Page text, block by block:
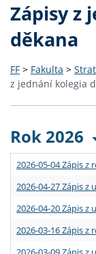
Zápisy z
děkana
FF > Fakulta >
z jednání kolegia
Rok 2026
2026-05-04 Zápis
2026-04-27 Zápis z
2026-04-20 Zápis z
2026-03-16 Zápis